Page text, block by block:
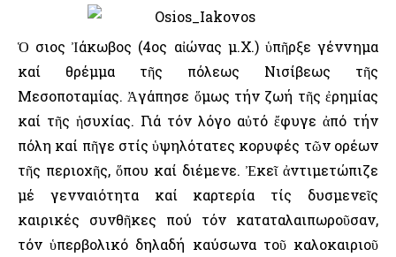
Ὁ Ὅσιος Ἰάκωβος (4ος αἰώνας μ.Χ.) ὑπῆρξε γέννημα
καί θρέμμα τῆς πόλεως Νισίβεως τῆς
Μεσοποταμίας. Ἀγάπησε ὅμως τήν ζωή τῆς ἐρημίας
καί τῆς ἡσυχίας. Γιά τόν λόγο αὐτό ἔφυγε ἀπό τήν
πόλη καί πῆγε στίς ὑψηλότατες κορυφές τῶν ορέων
τῆς περιοχῆς, ὅπου καί διέμενε. Ἐκεῖ ἀντιμετώπιζε
μέ γενναιότητα καί καρτερία τίς δυσμενεῖς
καιρικές συνθῆκες πού τόν καταταλαιπωροῦσαν,
τόν ὑπερβολικό δηλαδή καύσωνα τοῦ καλοκαιριοῦ